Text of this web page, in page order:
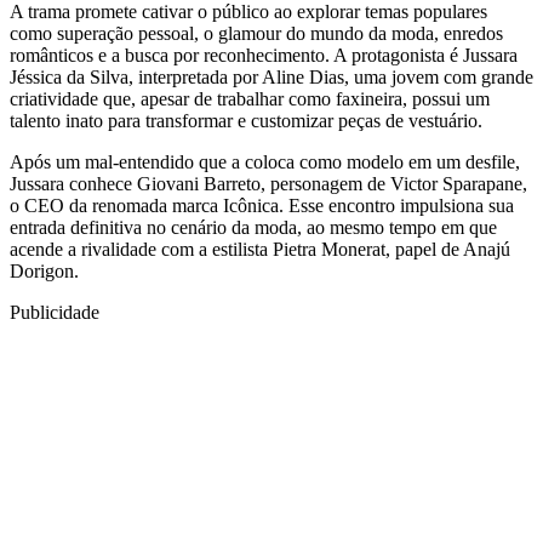
A trama promete cativar o público ao explorar temas populares
como superação pessoal, o glamour do mundo da moda, enredos
românticos e a busca por reconhecimento. A protagonista é Jussara
Jéssica da Silva, interpretada por Aline Dias, uma jovem com grande
criatividade que, apesar de trabalhar como faxineira, possui um
talento inato para transformar e customizar peças de vestuário.
Após um mal-entendido que a coloca como modelo em um desfile,
Jussara conhece Giovani Barreto, personagem de Victor Sparapane,
o CEO da renomada marca Icônica. Esse encontro impulsiona sua
entrada definitiva no cenário da moda, ao mesmo tempo em que
acende a rivalidade com a estilista Pietra Monerat, papel de Anajú
Dorigon.
Publicidade